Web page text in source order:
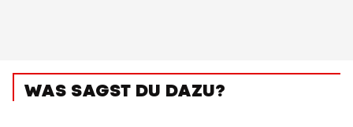
WAS SAGST DU DAZU?